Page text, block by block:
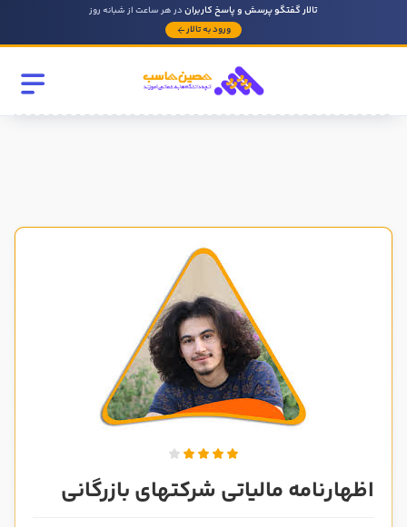
تالار گفتگو پرسش و پاسخ کاربراندر هر ساعت از شبانه روز
ورود به تالار
اظهارنامه مالیاتی شرکتهای بازرگانی
روحیه رهبری دارید ؟
بله
خیر
در صورتی که سابقه دارید توضیح مختصر از فعالیتی که در حسابداری
داشته اید را بنویسید